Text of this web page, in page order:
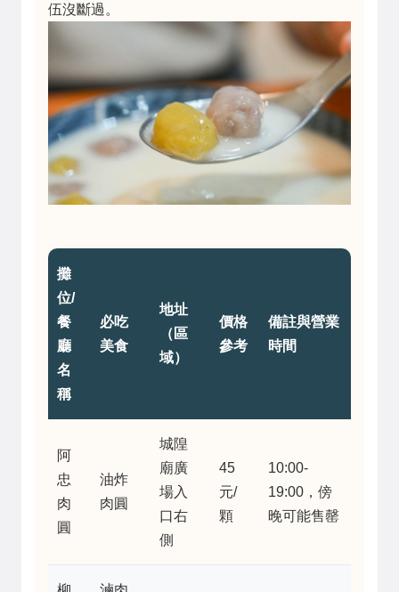
伍沒斷過。
攤
位/
餐
廳
名
稱
必吃
美食
地址
（區
域）
價格
參考
備註與營業
時間
阿
忠
肉
圓
油炸
肉圓
城隍
廟廣
場入
口右
側
45
元/
顆
10:00-
19:00，傍
晚可能售罄